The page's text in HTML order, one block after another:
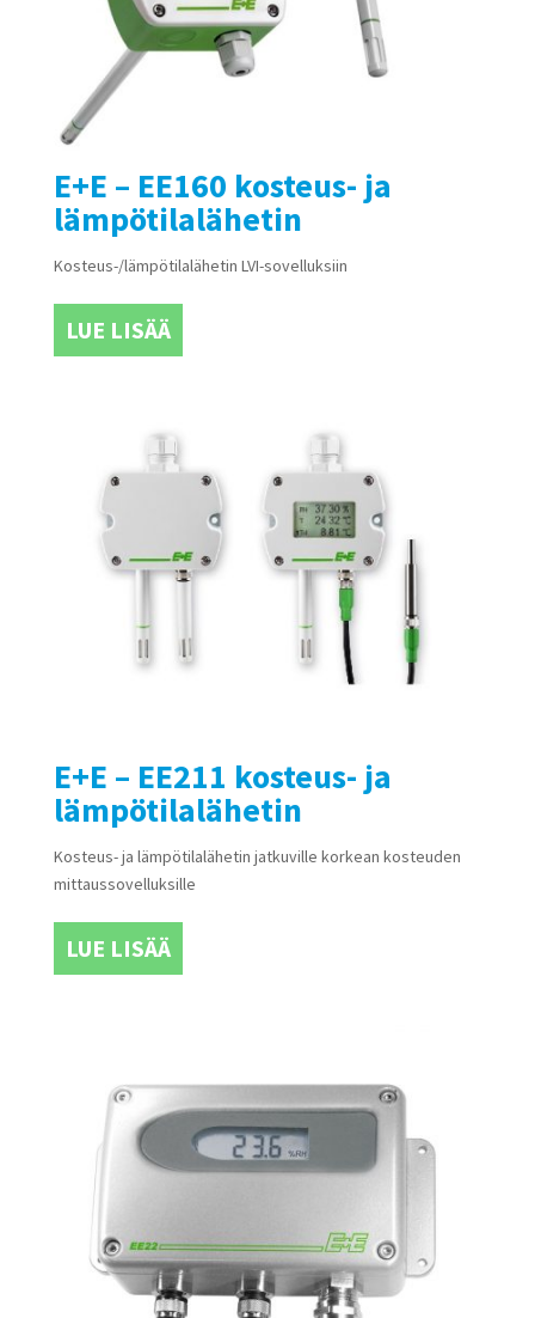
E+E – EE160 kosteus- ja
lämpötilalähetin
Kosteus-/lämpötilalähetin LVI-sovelluksiin
LUE LISÄÄ
E+E – EE211 kosteus- ja
lämpötilalähetin
Kosteus- ja lämpötilalähetin jatkuville korkean kosteuden
mittaussovelluksille
LUE LISÄÄ